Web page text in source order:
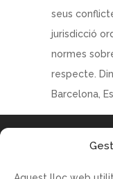
seus
jurisdicció
normes
respecte.
Barcelona,